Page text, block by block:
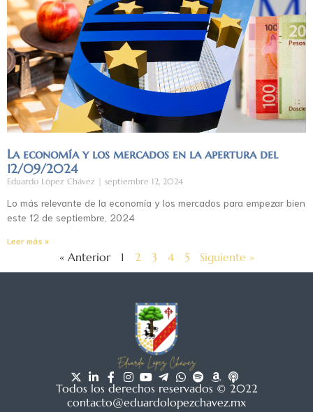
La economía y los mercados en la apertura del
12/09/2024
Eduardo López Chávez septiembre 12, 2024
Lo más relevante de la economía y los mercados para empezar bien
este 12 de septiembre, 2024
Leer más »
« Anterior 1 2 3 4 5 Siguiente »
Todos los derechos reservados © 2022
contacto@eduardolopezchavez.mx